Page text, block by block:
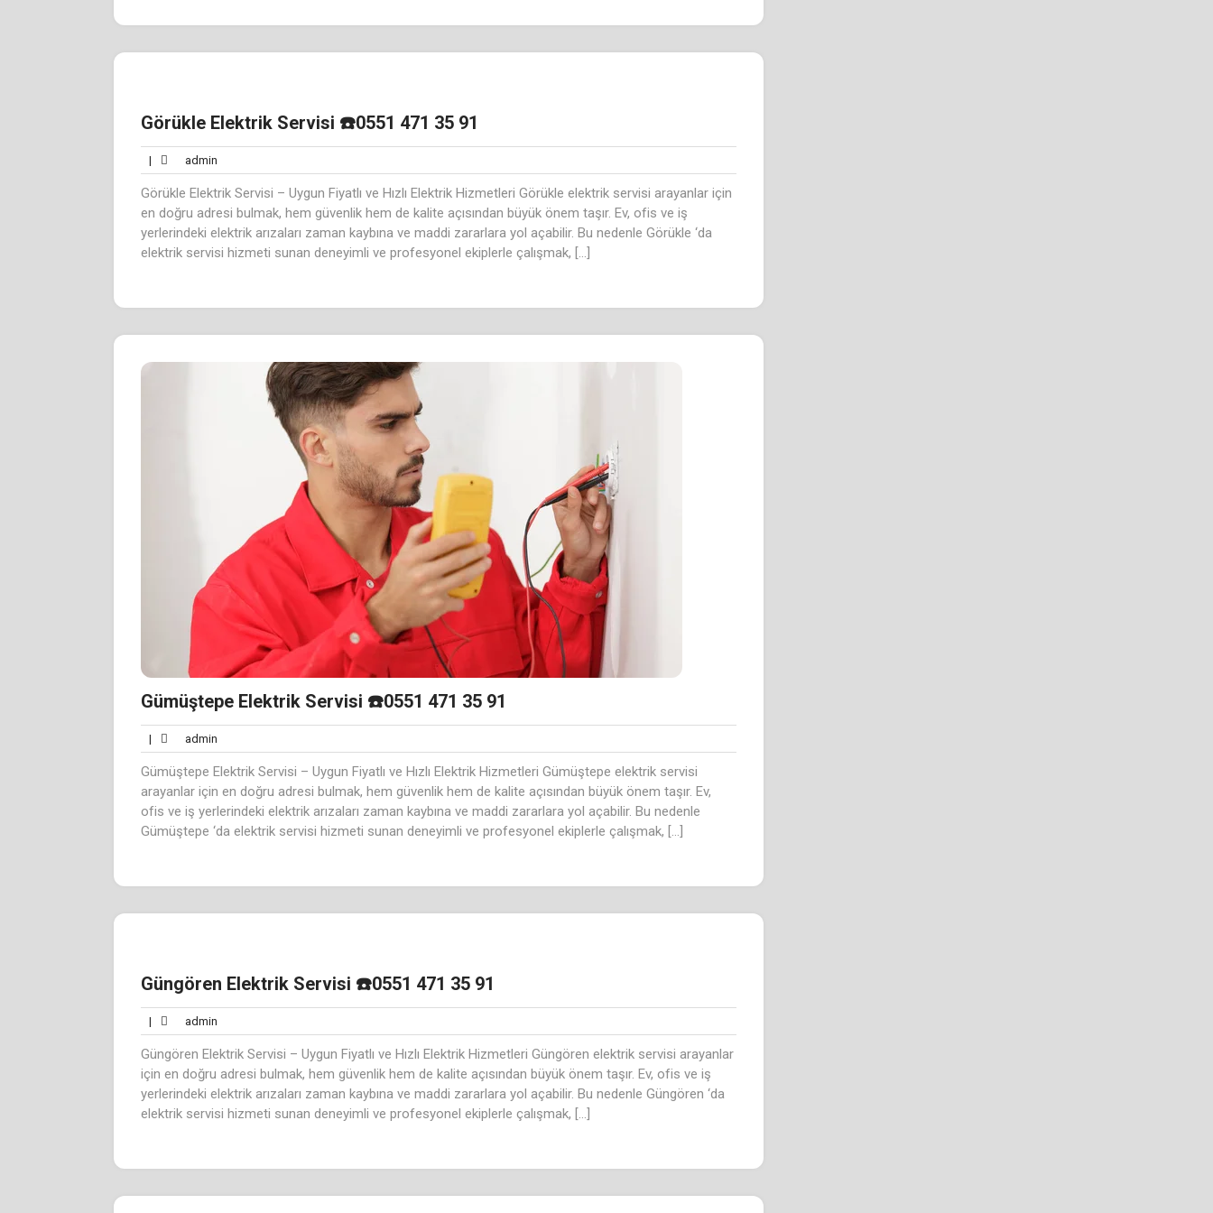
Görükle Elektrik Servisi ☎️0551 471 35 91
| admin
Görükle Elektrik Servisi – Uygun Fiyatlı ve Hızlı Elektrik Hizmetleri Görükle elektrik servisi arayanlar için
en doğru adresi bulmak, hem güvenlik hem de kalite açısından büyük önem taşır. Ev, ofis ve iş
yerlerindeki elektrik arızaları zaman kaybına ve maddi zararlara yol açabilir. Bu nedenle Görükle ‘da
elektrik servisi hizmeti sunan deneyimli ve profesyonel ekiplerle çalışmak, […]
Gümüştepe Elektrik Servisi ☎️0551 471 35 91
| admin
Gümüştepe Elektrik Servisi – Uygun Fiyatlı ve Hızlı Elektrik Hizmetleri Gümüştepe elektrik servisi
arayanlar için en doğru adresi bulmak, hem güvenlik hem de kalite açısından büyük önem taşır. Ev,
ofis ve iş yerlerindeki elektrik arızaları zaman kaybına ve maddi zararlara yol açabilir. Bu nedenle
Gümüştepe ‘da elektrik servisi hizmeti sunan deneyimli ve profesyonel ekiplerle çalışmak, […]
Güngören Elektrik Servisi ☎️0551 471 35 91
| admin
Güngören Elektrik Servisi – Uygun Fiyatlı ve Hızlı Elektrik Hizmetleri Güngören elektrik servisi arayanlar
için en doğru adresi bulmak, hem güvenlik hem de kalite açısından büyük önem taşır. Ev, ofis ve iş
yerlerindeki elektrik arızaları zaman kaybına ve maddi zararlara yol açabilir. Bu nedenle Güngören ‘da
elektrik servisi hizmeti sunan deneyimli ve profesyonel ekiplerle çalışmak, […]